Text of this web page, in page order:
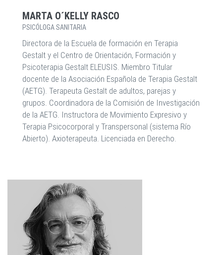
MARTA O´KELLY RASCO
PSICÓLOGA SANITARIA
Directora de la Escuela de formación en Terapia
Gestalt y el Centro de Orientación, Formación y
Psicoterapia Gestalt ELEUSIS. Miembro Titular
docente de la Asociación Española de Terapia Gestalt
(AETG). Terapeuta Gestalt de adultos, parejas y
grupos. Coordinadora de la Comisión de Investigación
de la AETG. Instructora de Movimiento Expresivo y
Terapia Psicocorporal y Transpersonal (sistema Río
Abierto). Axioterapeuta. Licenciada en Derecho.